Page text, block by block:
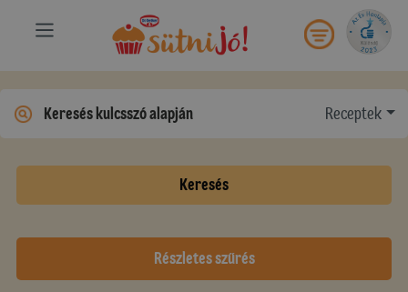
Receptek
Keresés
Részletes szűrés